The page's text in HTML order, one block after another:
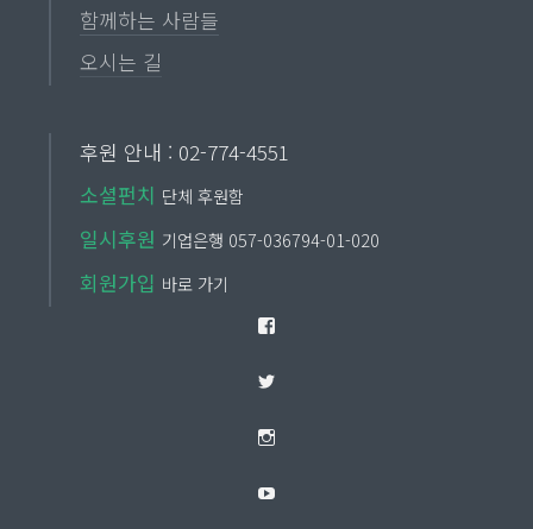
함께하는 사람들
오시는 길
후원 안내 : 02-774-4551
소셜펀치 단체 후원함
일시후원 기업은행 057-036794-01-020
회원가입 바로 가기
Facebook
Twitter
Instagram
YouTube